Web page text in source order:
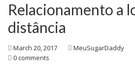
Acessar
Como Funciona
Sobre Nós
Blog
Relacionamento a
distância
March 20, 2017 MeuSugarDaddy
0 comments